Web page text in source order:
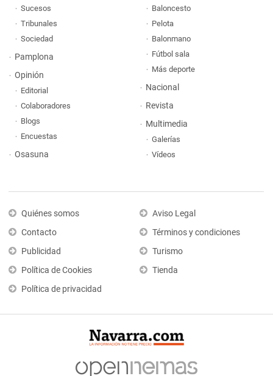
Sucesos
Tribunales
Sociedad
Pamplona
Opinión
Editorial
Colaboradores
Blogs
Encuestas
Osasuna
Baloncesto
Pelota
Balonmano
Fútbol sala
Más deporte
Nacional
Revista
Multimedia
Galerías
Vídeos
Quiénes somos
Contacto
Publicidad
Política de Cookies
Política de privacidad
Aviso Legal
Términos y condiciones
Turismo
Tienda